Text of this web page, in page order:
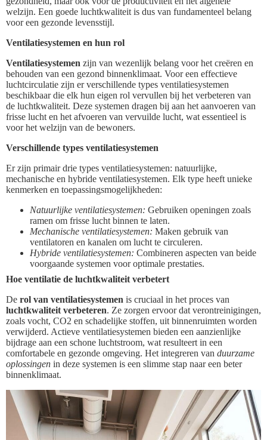
welzijn. Een goede luchtkwaliteit is dus van fundamenteel belang
voor een gezonde levensstijl.
Ventilatiesystemen en hun rol
Ventilatiesystemen zijn van wezenlijk belang voor het creëren en
behouden van een gezond binnenklimaat. Voor een effectieve
luchtcirculatie zijn er verschillende types ventilatiesystemen
beschikbaar die elk hun eigen rol vervullen bij het verbeteren van
de luchtkwaliteit. Deze systemen dragen bij aan het aanvoeren van
frisse lucht en het afvoeren van vervuilde lucht, wat essentieel is
voor het welzijn van de bewoners.
Verschillende types ventilatiesystemen
Er zijn primair drie types ventilatiesystemen: natuurlijke,
mechanische en hybride ventilatiesystemen. Elk type heeft unieke
kenmerken en toepassingsmogelijkheden:
Natuurlijke ventilatiesystemen: Gebruiken openingen zoals
ramen om frisse lucht binnen te laten.
Mechanische ventilatiesystemen: Maken gebruik van
ventilatoren en kanalen om lucht te circuleren.
Hybride ventilatiesystemen: Combineren aspecten van beide
voorgaande systemen voor optimale prestaties.
Hoe ventilatie de luchtkwaliteit verbetert
De rol van ventilatiesystemen is cruciaal in het proces van
luchtkwaliteit verbeteren. Ze zorgen ervoor dat verontreinigingen,
zoals vocht, CO2 en schadelijke stoffen, uit binnenruimten worden
verwijderd. Actieve ventilatiesystemen bieden een aanzienlijke
bijdrage aan een schone luchtstroom, wat resulteert in een
comfortabele en gezonde omgeving. Het integreren van duurzame
oplossingen in deze systemen is een slimme stap naar een beter
binnenklimaat.